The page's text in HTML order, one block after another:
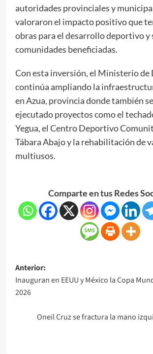
autoridades provinciales y
valoraron el impacto positivo que
obras para el desarrollo deportivo y
comunidades beneficiadas.
Con esta inversión, el Ministerio de
continúa ampliando la
en Azua, provincia donde también
ejecutado proyectos como el
Yegua, el Centro Deportivo
Tábara Abajo y la rehabilitación de
multiusos.
Comparte en tus Redes
Anterior:
Inauguran en EEUU y México la Copa
2026
Oneil Cruz se fractura la mano